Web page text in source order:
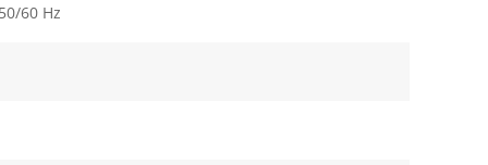
60 Hz